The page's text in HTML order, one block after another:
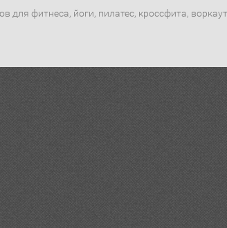
для фитнеса, йоги, пилатес, кроссфита,